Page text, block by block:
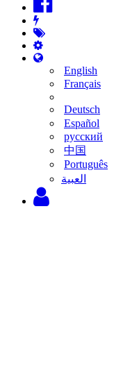
English
Français
Deutsch
Español
русский
中国
Português
‫العبية